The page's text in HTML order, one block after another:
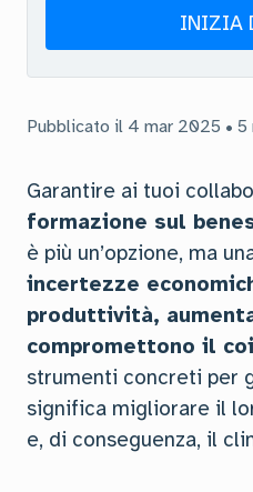
INIZIA
Pubblicato il 4 mar 2025 •
Garantire ai tuoi
formazione sul
è più un’opzione, ma
incertezze
produttività,
compromettono il
strumenti concreti per
significa migliorare il
e, di conseguenza, il